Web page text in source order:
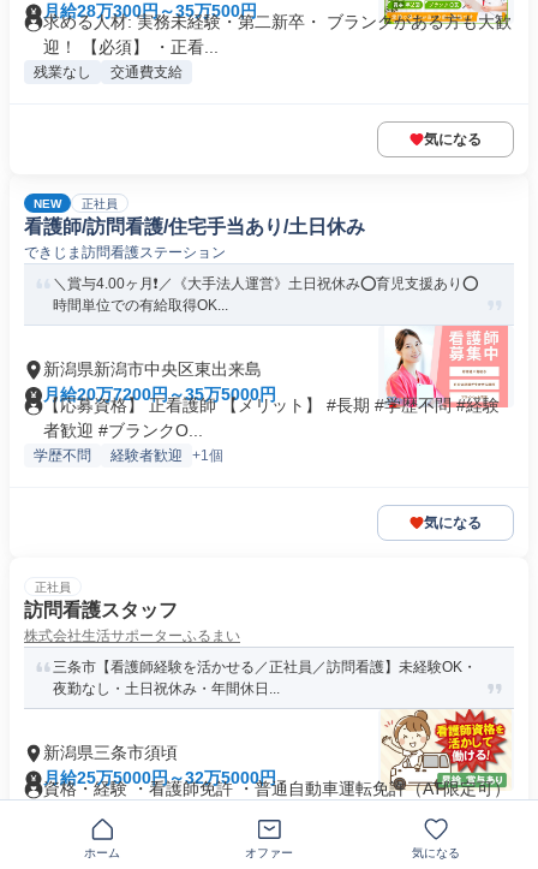
月給28万300円～35万500円
求める人材: 実務未経験・第二新卒・ ブランクがある方も大歓
迎！ 【必須】 ・正看...
残業なし 交通費支給
気になる
NEW 正社員
看護師/訪問看護/住宅手当あり/土日休み
できじま訪問看護ステーション
＼賞与4.00ヶ月❗️／《大手法人運営》土日祝休み⭕育児支援あり⭕
時間単位での有給取得OK...
新潟県新潟市中央区東出来島
月給20万7200円～35万5000円
【応募資格】 正看護師 【メリット】 #長期 #学歴不問 #経験
者歓迎 #ブランクO...
学歴不問 経験者歓迎 +1個
気になる
正社員
訪問看護スタッフ
株式会社生活サポーターふるまい
三条市【看護師経験を活かせる／正社員／訪問看護】未経験OK・
夜勤なし・土日祝休み・年間休日...
新潟県三条市須頃
月給25万5000円～32万5000円
資格・経験 ・看護師免許 ・普通自動車運転免許（AT限定可）
主婦・主夫歓迎
ホーム オファー 気になる